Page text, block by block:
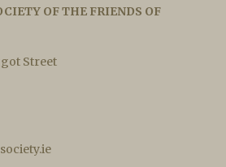
OF THE FRIENDS OF
Street